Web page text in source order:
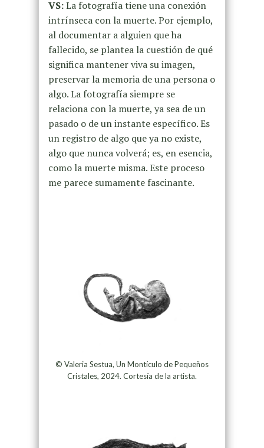
VS:La fotografía tiene una conexión
intrínseca con la muerte. Por ejemplo,
al documentar a alguien que ha
fallecido, se plantea la cuestión de qué
significa mantener viva su imagen,
preservar la memoria de una persona o
algo. La fotografía siempre se
relaciona con la muerte, ya sea de un
pasado o de un instante específico. Es
un registro de algo que ya no existe,
algo que nunca volverá; es, en esencia,
como la muerte misma. Este proceso
me parece sumamente fascinante.
© Valeria Sestua, Un Montículo de Pequeños
Cristales, 2024. Cortesía de la artista.